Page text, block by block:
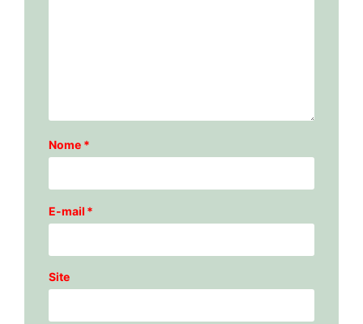
Nome *
E-mail *
Site